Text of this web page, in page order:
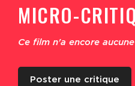
MICRO-
Ce film n'a encore
Poster une critique